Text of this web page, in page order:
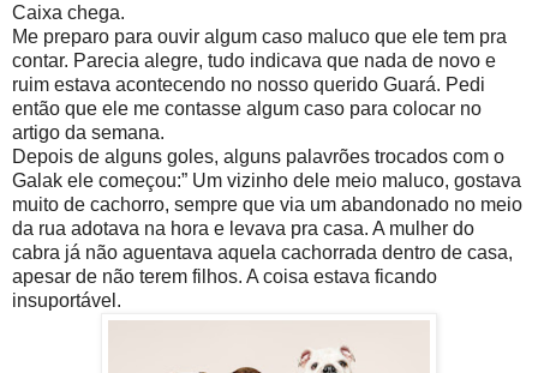
Caixa chega.
Me preparo para ouvir algum caso maluco que ele tem pra
contar. Parecia alegre, tudo indicava que nada de novo e
ruim estava acontecendo no nosso querido Guará. Pedi
então que ele me contasse algum caso para colocar no
artigo da semana.
Depois de alguns goles, alguns palavrões trocados com o
Galak ele começou:” Um vizinho dele meio maluco, gostava
muito de cachorro, sempre que via um abandonado no meio
da rua adotava na hora e levava pra casa. A mulher do
cabra já não aguentava aquela cachorrada dentro de casa,
apesar de não terem filhos. A coisa estava ficando
insuportável.